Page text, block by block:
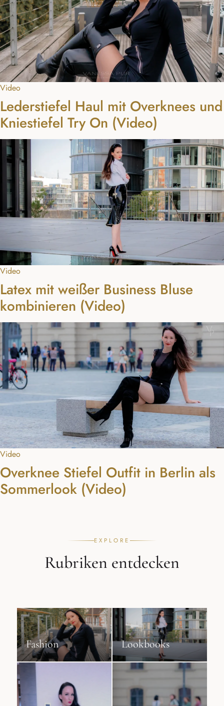
Video
Lederstiefel Haul mit Overknees und
Kniestiefel Try On (Video)
Video
Latex mit weißer Business Bluse
kombinieren (Video)
Video
Overknee Stiefel Outfit in Berlin als
Sommerlook (Video)
EXPLORE
Rubriken entdecken
Fashion Lookbooks